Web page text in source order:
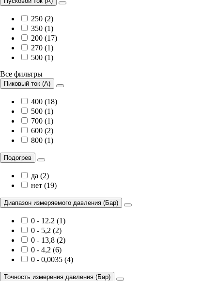
250 (2)
350 (1)
200 (17)
270 (1)
500 (1)
Все фильтры
Пиковый ток (А)
400 (18)
500 (1)
700 (1)
600 (2)
800 (1)
Подогрев
да (2)
нет (19)
Диапазон измеряемого давления (Бар)
0 - 12.2 (1)
0 - 5,2 (2)
0 - 13,8 (2)
0 - 4,2 (6)
0 - 0,0035 (4)
Точность измерения давления (Бар)